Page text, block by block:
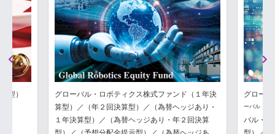
Previous
型）
グローバル・ロボティクス株式ファンド（１年決
算型）／（年２回決算型）／（為替ヘッジあり・
１年決算型）／（為替ヘッジあり・年２回決算
グロー
ーバル・フ
バル・フ
Next